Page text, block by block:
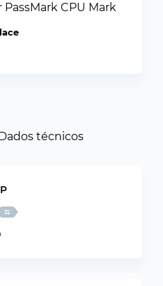
CPU Mark
técnicos